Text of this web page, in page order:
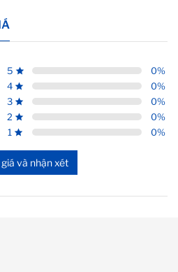
5 0%
4
0%
3
0%
2
0%
1
0%
và nhận xét